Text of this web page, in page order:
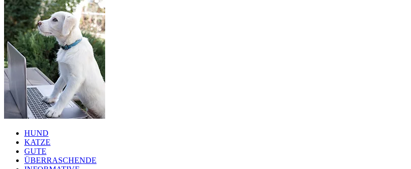
HUND
KATZE
GUTE
ÜBERRASCHENDE